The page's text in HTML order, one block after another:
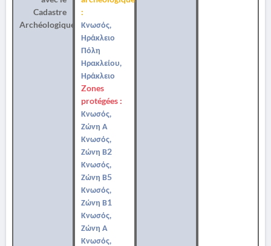
Cadastre
Archéologique
:
Κνωσός,
Ηράκλειο
Πόλη
Ηρακλείου,
Ηράκλειο
Zones
protégées :
Κνωσός,
Ζώνη Α
Κνωσός,
Ζώνη Β2
Κνωσός,
Ζώνη Β5
Κνωσός,
Ζώνη Β1
Κνωσός,
Ζώνη Α
Κνωσός,